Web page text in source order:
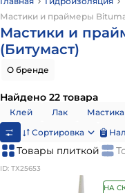
Мастики и праймеры
Мастики и
(Битумаст)
О бренде
Найдено 22 товара
Клей Лак Мастика
Сортировка
Товары плиткой
ID: ТХ25653
НА